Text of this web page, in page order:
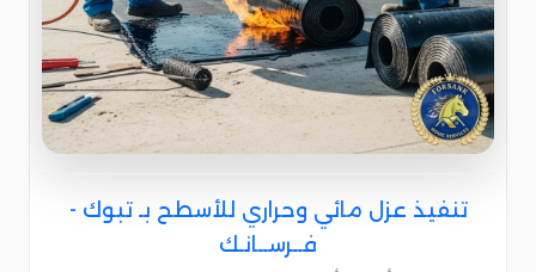
تنفيذ عزل مائي وحراري للأسطح بـ تبوك -
فــرســانـك